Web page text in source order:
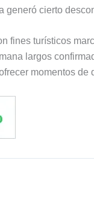
generó cierto
fines turísticos
largos
momentos de